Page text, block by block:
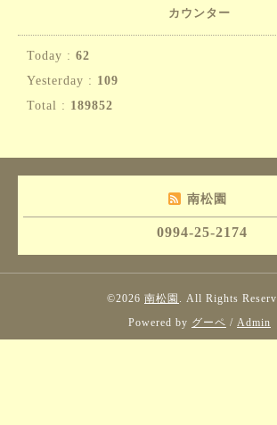
カウンター
Today : 62
Yesterday : 109
Total : 189852
南松園
0994-25-2174
©2026 南松園 . All Rights
Powered by グーペ / Admin